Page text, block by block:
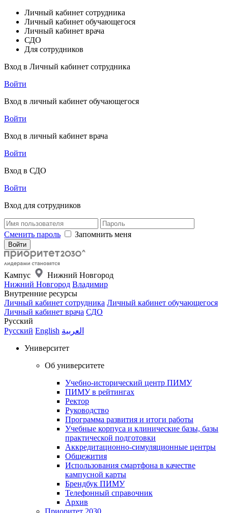
Личный кабинет сотрудника
Личный кабинет обучающегося
Личный кабинет врача
СДО
Для сотрудников
Вход в Личный кабинет сотрудника
Войти
Вход в личный кабинет обучающегося
Войти
Вход в личный кабинет врача
Войти
Вход в СДО
Войти
Вход для сотрудников
Сменить пароль Запомнить меня
Кампус
Нижний Новгород
Нижний Новгород Владимир
Внутренние ресурсы
Личный кабинет сотрудника Личный кабинет обучающегося
Личный кабинет врача СДО
Русский
Русский English العربية
Университет
Об университете
Учебно-исторический центр ПИМУ
ПИМУ в рейтингах
Ректор
Руководство
Программа развития и итоги работы
Учебные корпуса и клинические базы, базы
практической подготовки
Аккредитационно-симуляционные центры
Общежития
Использования смартфона в качестве
кампусной карты
Брендбук ПИМУ
Телефонный справочник
Архив
Приоритет 2030